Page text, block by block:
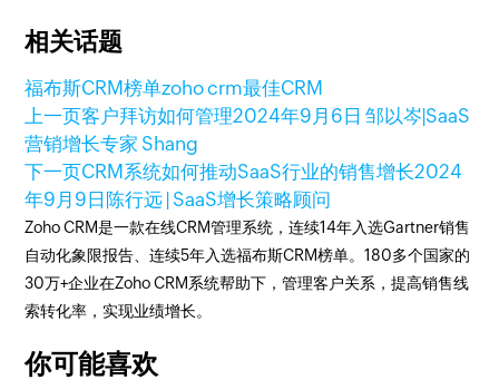
相关话题
福布斯CRM榜单zoho crm最佳CRM
上一页客户拜访如何管理2024年9月6日 邹以岑|SaaS
营销增长专家 Shang
下一页CRM系统如何推动SaaS行业的销售增长2024
年9月9日 陈行远 | SaaS增长策略顾问
Zoho CRM是一款在线CRM管理系统，连续14年入选Gartner销售
自动化象限报告、连续5年入选福布斯CRM榜单。180多个国家的
30万+企业在Zoho CRM系统帮助下，管理客户关系，提高销售线
索转化率，实现业绩增长。
你可能喜欢